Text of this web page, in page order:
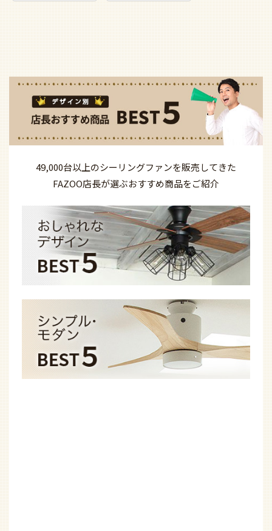
49,000台以上のシーリングファンを販売してきた
FAZOO店長が選ぶおすすめ商品をご紹介